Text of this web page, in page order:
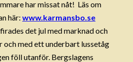
har missat nåt! Läs om
här: www.karmansbo.se
det jul med marknad och
med ett underbart lussetåg
föll utanför. Bergslagens